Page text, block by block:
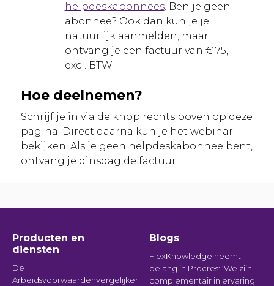
helpdeskabonnees. Ben je geen
abonnee? Ook dan kun je je
natuurlijk aanmelden, maar
ontvang je een factuur van € 75,-
excl. BTW
Hoe deelnemen?
Schrijf je in via de knop rechts boven op deze
pagina. Direct daarna kun je het webinar
bekijken. Als je geen helpdeskabonnee bent,
ontvang je dinsdag de factuur.
Producten en
diensten
De
Arbeidsvoorwaardenvergelijker
Blogs
FlexKnowledge neemt
belang in Procres: ‘We zijn
complementair in ervaring